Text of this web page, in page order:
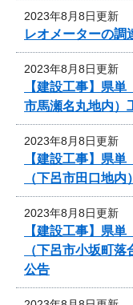
2023年8月8日更新
レオメーターの調
2023年8月8日更新
【建設工事】県
市馬瀬名丸地内）
2023年8月8日更新
【建設工事】県
（下呂市田口地
2023年8月8日更新
【建設工事】県
（下呂市小坂町
公告